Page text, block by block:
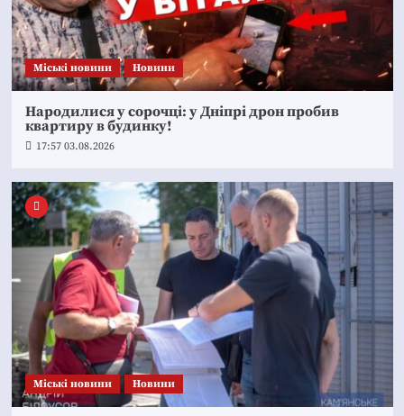
Mіські новини Новини
Народилися у сорочці: у Дніпрі дрон пробив
квартиру в будинку!
17:57 03.08.2026
Mіські новини Новини